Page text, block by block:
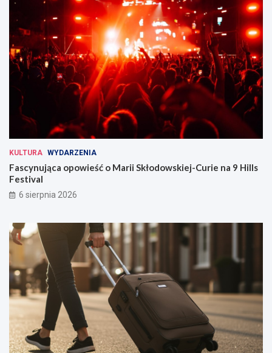
KULTURA WYDARZENIA
Fascynująca opowieść o Marii Skłodowskiej-Curie na 9 Hills
Festival
6 sierpnia 2026